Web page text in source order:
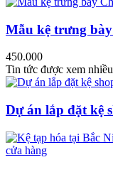
Mẫu kệ trưng
450.000
Tin tức được xem
Dự án lắp đặt kệ